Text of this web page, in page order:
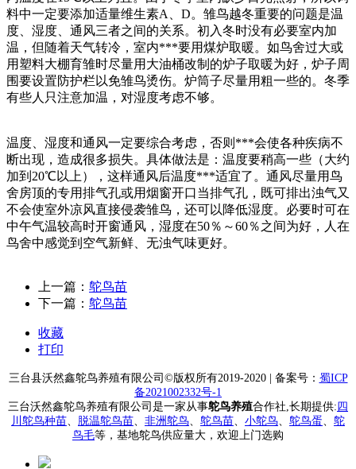
料中一定要添加适量维生素A、D。雏鸟越冬重要的问题是温
度、湿度、通风三者之间的关系。初入冬时没有必要室内加
温，但随着天气转冷，室内***要用煤炉取暖。如鸟舍过大或
用塑料大棚育雏时尽量用大油桶改制的炉子取暖为好，炉子周
围要设置防护栏以免雏鸟烫伤。炉筒子尽量用粗一些的。冬季
有些人只注意加温，对湿度考虑不够。
温度、湿度和通风一定要综合考虑，否则***会使各种疾病不
断出现，造成很多损失。具体做法是：温度要稍高一些（大约
加到20℃以上），这样通风后温度***适宜了。通风尽量用鸟
舍房顶的专用排气孔或用烟窗开口当排气孔，既可排出浊气又
不会使室外凉风直接侵袭雏鸟，还可以降低湿度。必要时可在
中午气温较高时开窗通风，湿度在50％～60％之间为好，人在
鸟舍中感觉到空气新鲜、无浊气味更好。
上一篇： 鸵鸟苗
下一篇： 鸵鸟苗
收藏
打印
三台县沃然鑫鸵鸟养殖有限公司 ©版权所有2019-2020 | 备案号： 蜀ICP
备2021002332号-1
三台沃然鑫鸵鸟养殖有限公司是一家从事鸵鸟养殖合作社,长期提供: 四
川鸵鸟种苗、 脱温鸵鸟苗、 非洲鸵鸟、 鸵鸟苗、 小鸵鸟、 鸵鸟蛋、 鸵
鸟毛等，基地鸵鸟供应量大，欢迎上门选购